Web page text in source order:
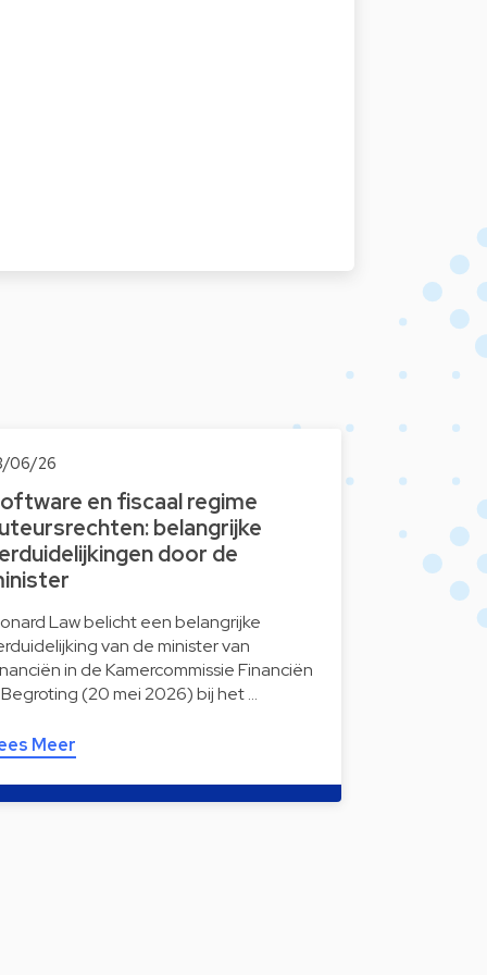
06/26
en fiscaal regime
belangrijke
door de
Law belicht een belangrijke
van de minister van
in de Kamercommissie Financiën
(20 mei 2026) bij het …
Meer